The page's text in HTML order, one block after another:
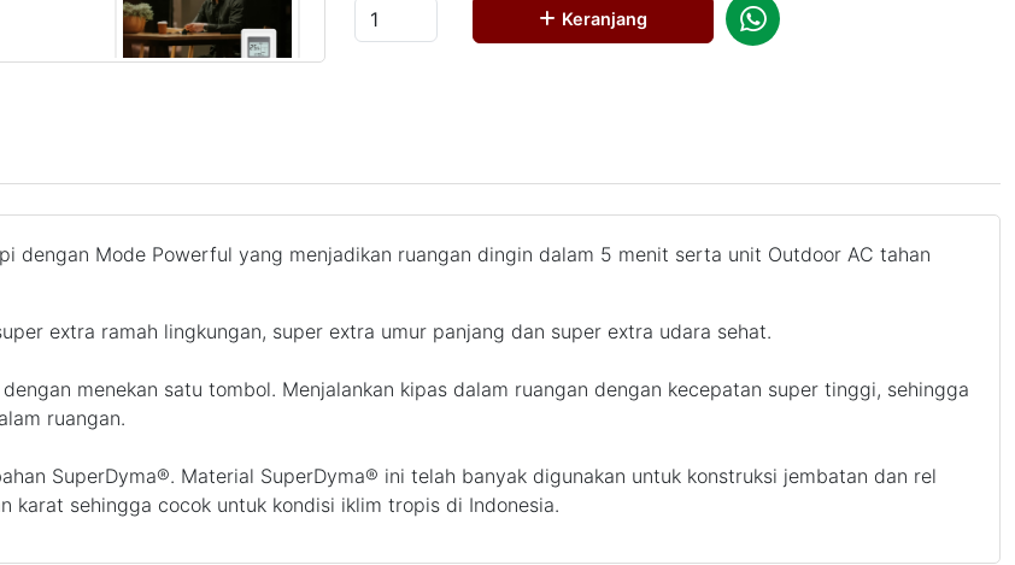
Kabel Kontrol 5 m
Keranjang
dengan Mode Powerful yang menjadikan ruangan dingin dalam 5 menit serta unit Outdoor AC tahan
extra ramah lingkungan, super extra umur panjang dan super extra udara sehat.
menekan satu tombol. Menjalankan kipas dalam ruangan dengan kecepatan super tinggi, sehingga
ruangan.
SuperDyma®. Material SuperDyma® ini telah banyak digunakan untuk konstruksi jembatan dan rel
karat sehingga cocok untuk kondisi iklim tropis di Indonesia.